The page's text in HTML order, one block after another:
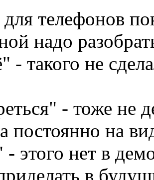
телефонов
надо
- такого не
- тоже не
постоянно на
этого нет в
в